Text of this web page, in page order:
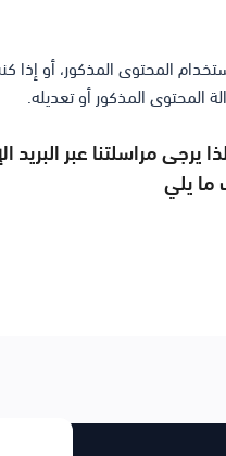
المحتوى المذكور، أو إذا
المحتوى المذكور أو تعديله.
يرجى مراسلتنا عبر
ما يلي